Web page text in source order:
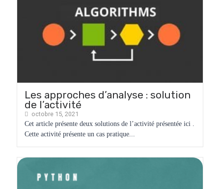
Les approches d’analyse : solution
de l’activité
octobre 15, 2021
Cet article présente deux solutions de l’activité présentée ici .
Cette activité présente un cas pratique...